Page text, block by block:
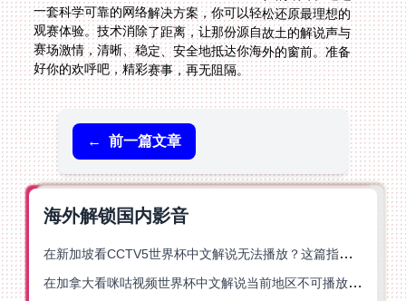
好你的欢呼吧，精彩赛事，再无阻隔。
← 前一篇文章
海外解锁国内影音
在新加坡看CCTV5世界杯中文解说无法播放？这篇指南帮你解锁海外体育直播自由
在加拿大看咪咕视频世界杯中文解说当前地区不可播放？这篇指南帮你一键解决